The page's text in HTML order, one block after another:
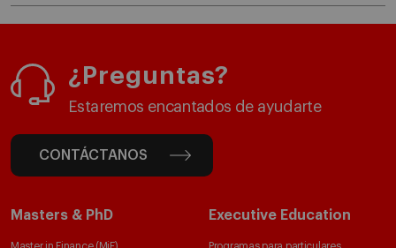
¿Preguntas?
Estaremos encantados de ayudarte
CONTÁCTANOS
Masters & PhD Executive Education